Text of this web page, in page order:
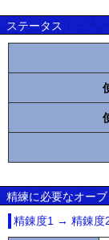
ステータス
精練に必要なオーブ
精錬度1 → 精錬度